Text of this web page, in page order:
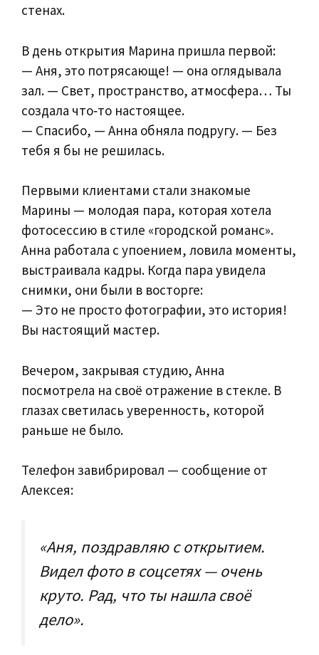
стенах.
В день открытия Марина пришла первой:
— Аня, это потрясающе! — она оглядывала
зал. — Свет, пространство, атмосфера… Ты
создала что‑то настоящее.
— Спасибо, — Анна обняла подругу. — Без
тебя я бы не решилась.
Первыми клиентами стали знакомые
Марины — молодая пара, которая хотела
фотосессию в стиле «городской романс».
Анна работала с упоением, ловила моменты,
выстраивала кадры. Когда пара увидела
снимки, они были в восторге:
— Это не просто фотографии, это история!
Вы настоящий мастер.
Вечером, закрывая студию, Анна
посмотрела на своё отражение в стекле. В
глазах светилась уверенность, которой
раньше не было.
Телефон завибрировал — сообщение от
Алексея:
«Аня, поздравляю с открытием.
Видел фото в соцсетях — очень
круто. Рад, что ты нашла своё
дело».